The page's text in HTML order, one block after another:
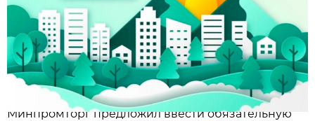
Минпромторг предложил ввести обязательную